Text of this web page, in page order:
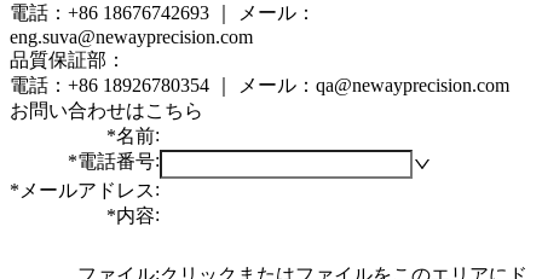
電話：+86 18676742693 ｜ メール：
eng.suva@newayprecision.com
品質保証部：
電話：+86 18926780354 ｜ メール：qa@newayprecision.com
お問い合わせはこちら
*名前:
*電話番号:
* メールアドレス:
*内容:
ファイル:クリックまたはファイルをこのエリアにド